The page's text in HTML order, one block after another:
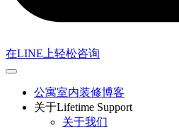
在LINE上轻松咨询
公寓室内装修博客
关于Lifetime Support
关于我们